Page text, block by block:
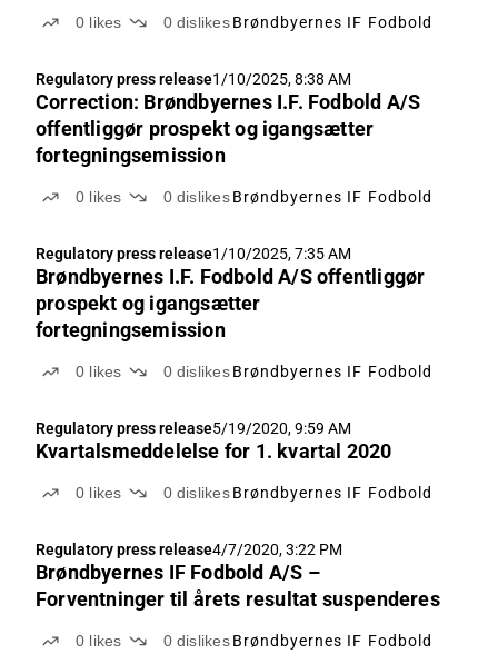
0 likes 0 dislikes Brøndbyernes IF Fodbold
Regulatory press release1/10/2025, 8:38 AM
Correction: Brøndbyernes I.F. Fodbold A/S
offentliggør prospekt og igangsætter
fortegningsemission
0 likes 0 dislikes Brøndbyernes IF Fodbold
Regulatory press release1/10/2025, 7:35 AM
Brøndbyernes I.F. Fodbold A/S offentliggør
prospekt og igangsætter
fortegningsemission
0 likes 0 dislikes Brøndbyernes IF Fodbold
Regulatory press release5/19/2020, 9:59 AM
Kvartalsmeddelelse for 1. kvartal 2020
0 likes 0 dislikes Brøndbyernes IF Fodbold
Regulatory press release4/7/2020, 3:22 PM
Brøndbyernes IF Fodbold A/S –
Forventninger til årets resultat suspenderes
0 likes 0 dislikes Brøndbyernes IF Fodbold